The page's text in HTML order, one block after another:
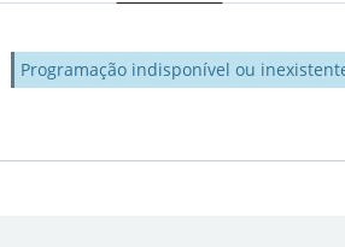
Programação indisponível ou